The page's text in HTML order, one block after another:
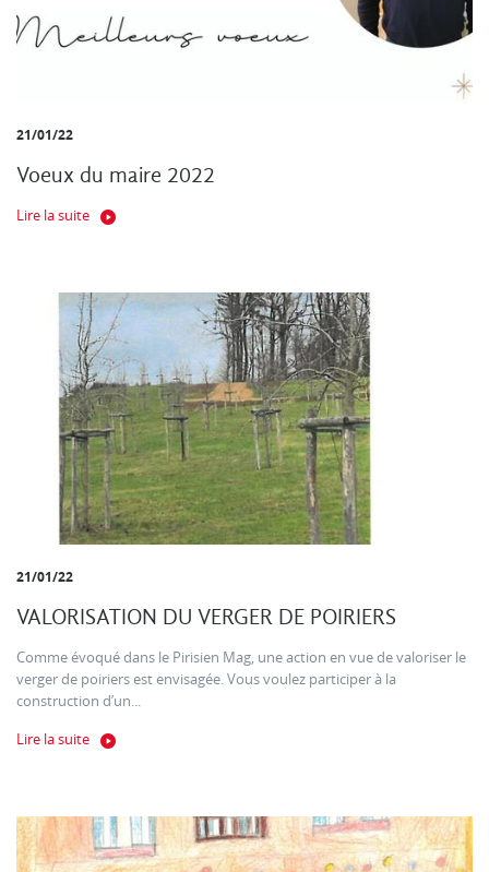
21/01/22
Voeux du maire 2022
Lire la suite
21/01/22
VALORISATION DU VERGER DE POIRIERS
Comme évoqué dans le Pirisien Mag, une action en vue de valoriser le
verger de poiriers est envisagée. Vous voulez participer à la
construction d’un...
Lire la suite